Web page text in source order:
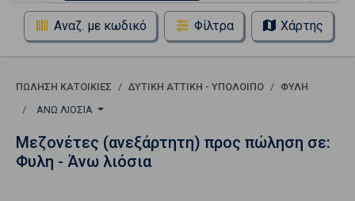
Αναζ. με κωδικό Φίλτρα Χάρτης
ΠΏΛΗΣΗ ΚΑΤΟΙΚΊΕΣ ΔΥΤΙΚΗ ΑΤΤΙΚΗ - ΥΠΟΛΟΙΠΟ
ΦΥΛΗ
ΆΝΩ ΛΙΌΣΙΑ
Μεζονέτες (ανεξάρτητη) προς πώληση σε:
Φυλη - Άνω λιόσια